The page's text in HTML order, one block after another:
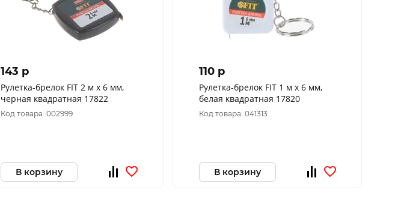
143 p
Рулетка-брелок FIT 2 м x 6 мм,
черная квадратная 17822
Код товара: 002999
В корзину
110 p
Рулетка-брелок FIT 1 м x 6 мм,
белая квадратная 17820
Код товара: 041313
В корзину